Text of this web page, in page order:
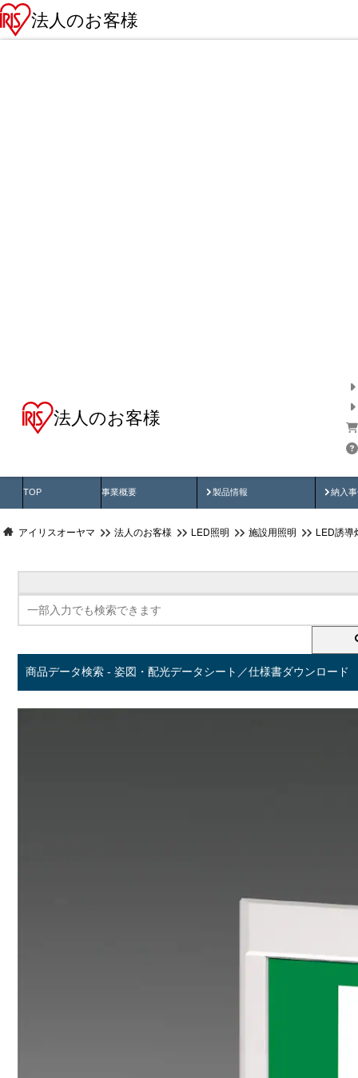
法人のお客様
法人のお客様
TOP 事業概要 製品情報
製品動画 納入
納
アイリスオーヤマ 法人のお客様 LED照明 施設用照明 LED誘導
商品データ検索 - 姿図・配光データシート／仕様書ダウンロード